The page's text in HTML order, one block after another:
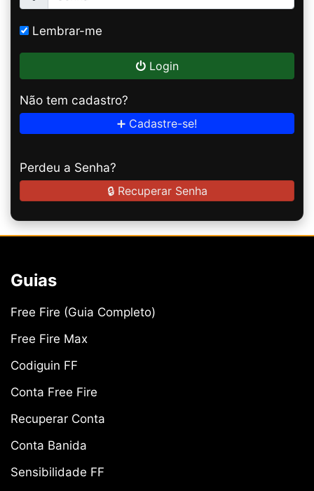
Lembrar-me
Login
Não tem cadastro?
➕ Cadastre-se!
Perdeu a Senha?
🔒 Recuperar Senha
Guias
Free Fire (Guia Completo)
Free Fire Max
Codiguin FF
Conta Free Fire
Recuperar Conta
Conta Banida
Sensibilidade FF